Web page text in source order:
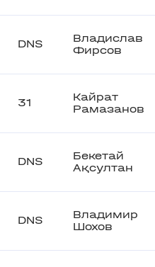
DNS
Владислав
Фирсов
31
Кайрат
Рамазанов
DNS
Бекетай
Ақсултан
DNS
Владимир
Шохов